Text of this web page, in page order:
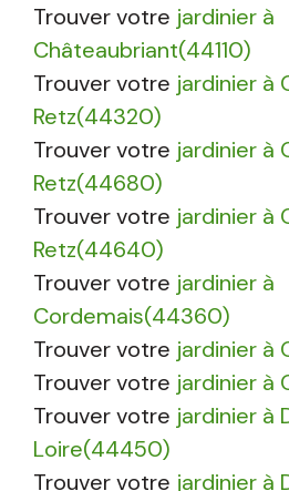
Trouver votre jardinier à
Châteaubriant(44110)
Trouver votre jardinier à
Retz(44320)
Trouver votre jardinier à
Retz(44680)
Trouver votre jardinier à
Retz(44640)
Trouver votre jardinier à
Cordemais(44360)
Trouver votre jardinier à
Trouver votre jardinier à
Trouver votre jardinier à
Loire(44450)
Trouver votre jardinier à